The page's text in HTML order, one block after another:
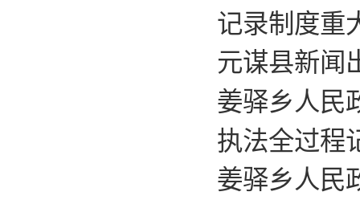
记录制度重
元谋县新闻
姜驿乡人民
执法全过程
姜驿乡人民